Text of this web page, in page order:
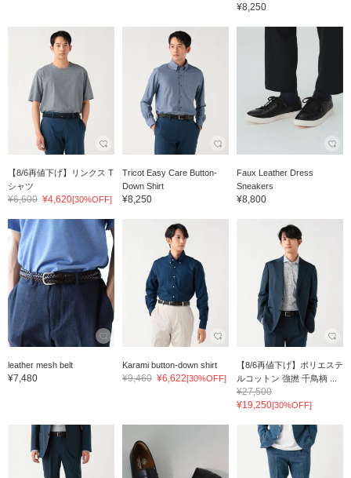
¥8,250
【8/6再値下げ】リンクス T
シャツ
¥6,600 ¥4,620[30%OFF]
Tricot Easy Care Button-
Down Shirt
¥8,250
Faux Leather Dress
Sneakers
¥8,800
leather mesh belt
¥7,480
Karami button-down shirt
¥9,460 ¥6,622[30%OFF]
【8/6再値下げ】ポリエステ
ルコットン 強撚 千鳥柄 ...
¥27,500
¥19,250[30%OFF]